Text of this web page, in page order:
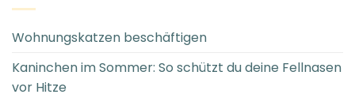
Wohnungskatzen beschäftigen
Kaninchen im Sommer: So schützt du deine Fellnasen
vor Hitze